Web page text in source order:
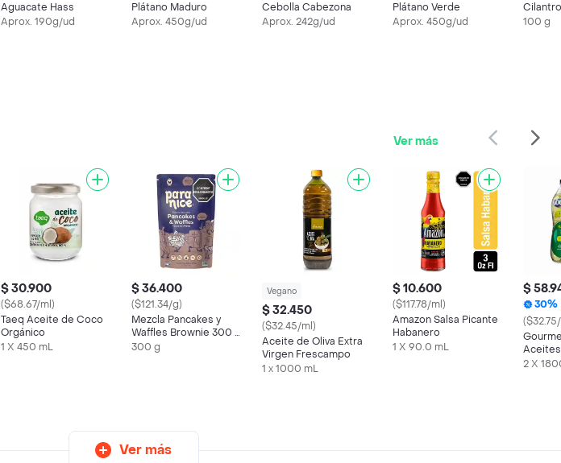
Aguacate Hass
Aprox. 190g/ud
Plátano Maduro
Aprox. 450g/ud
Cebolla Cabezona
Aprox. 242g/ud
Plátano Verde
Aprox. 450g/ud
100 g
Ver más
$ 30.900
($68.67/ml)
Taeq Aceite de Coco
Orgánico
1 X 450 mL
$ 36.400
($121.34/g)
Mezcla Pancakes y
Waffles Brownie 300 g
- Paranice
300 g
Vegano
$ 32.450
($32.45/ml)
Aceite de Oliva Extra
Virgen Frescampo
1 x 1000 mL
$ 10.600
($117.78/ml)
Amazon Salsa Picante
Habanero
1 X 90.0 mL
$
30%
2 X
Ver más